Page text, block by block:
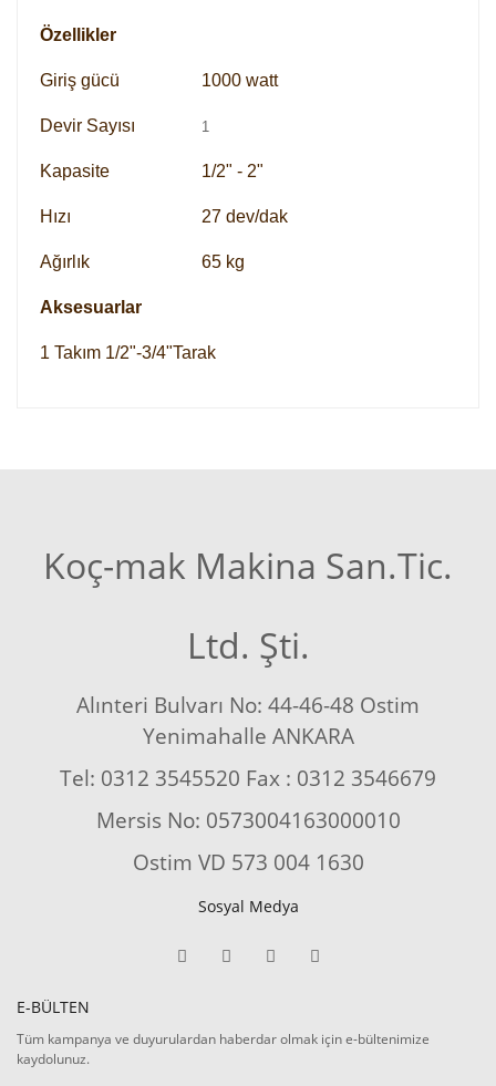
Özellikler
Giriş gücü 1000 watt
Devir Sayısı 1
Kapasite 1/2" - 2"
Hızı 27 dev/dak
Ağırlık 65 kg
Aksesuarlar
1 Takım 1/2"-3/4"Tarak
Koç-mak Makina San.Tic.
Ltd. Şti.
Alınteri Bulvarı No: 44-46-48 Ostim
Yenimahalle ANKARA
Tel: 0312 3545520 Fax : 0312 3546679
Mersis No: 0573004163000010
Ostim VD 573 004 1630
Sosyal Medya
E-BÜLTEN
Tüm kampanya ve duyurulardan haberdar olmak için e-bültenimize
kaydolunuz.